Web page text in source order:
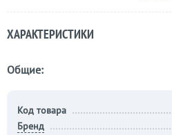
ХАРАКТЕРИСТИКИ
Общие:
Код товара
Бренд